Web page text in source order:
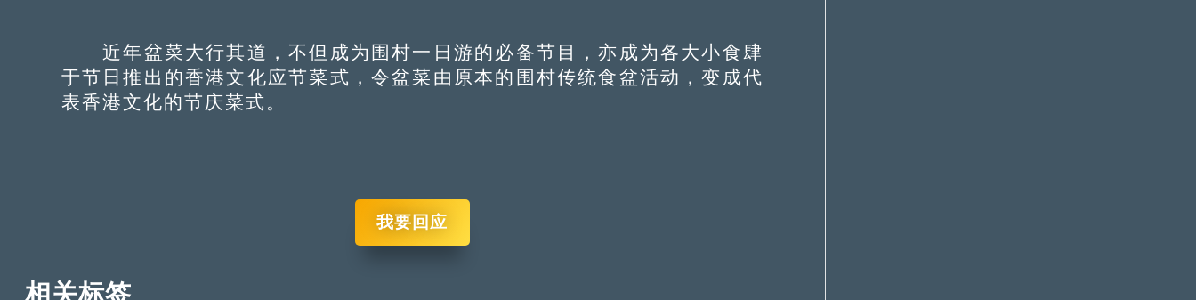
近年盆菜大行其道，不但成为围村一日游的必备节目，亦成为各大小食肆
于节日推出的香港文化应节菜式，令盆菜由原本的围村传统食盆活动，变成代
表香港文化的节庆菜式。
我要回应
相关标签